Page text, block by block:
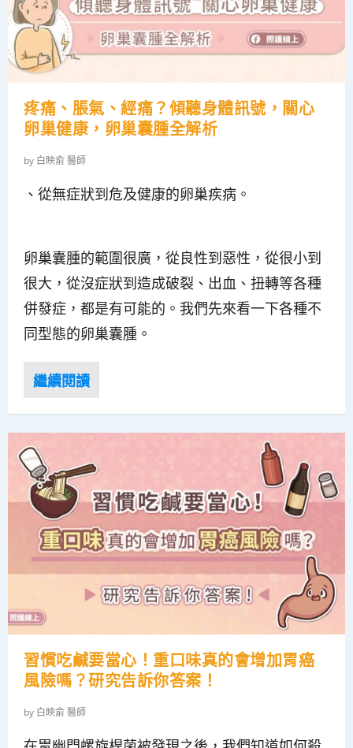
疼痛、脹氣、經痛？傾聽身體訊號，關心
卵巢健康，卵巢囊腫全解析
by 白映俞 醫師
、從無症狀到危及健康的卵巢疾病。
卵巢囊腫的範圍很廣，從良性到惡性，從很小到
很大，從沒症狀到造成破裂、出血、扭轉等各種
併發症，都是有可能的。我們先來看一下各種不
同型態的卵巢囊腫。
習慣吃鹹要當心！重口味真的會增加胃癌
風險嗎？研究告訴你答案！
by 白映俞 醫師